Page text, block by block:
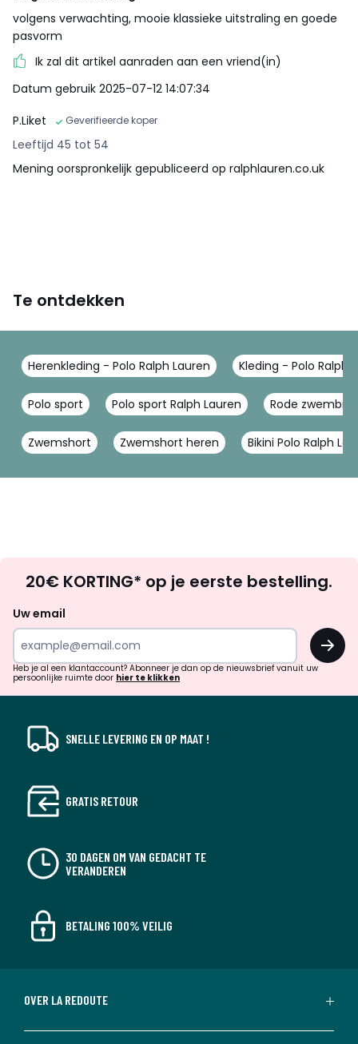
volgens verwachting, mooie klassieke uitstraling en goede
pasvorm
Ik zal dit artikel aanraden aan een vriend(in)
Datum gebruik 2025-07-12 14:07:34
P.Liket
Geverifieerde koper
Leeftijd 45 tot 54
Mening oorspronkelijk gepubliceerd op ralphlauren.co.uk
Te ontdekken
Herenkleding - Polo Ralph Lauren Kleding - Polo Ralph
Polo sport Polo sport Ralph Lauren Rode
Zwemshort Zwemshort heren Bikini Polo Ralph
zoek
inspiratie
verrassingen?
20€ KORTING* op je eerste bestelling.
Uw email
OK
Heb je al een klantaccount? Abonneer je dan op de nieuwsbrief vanuit uw
persoonlijke ruimte door hier te klikken
SNELLE LEVERING EN OP MAAT !
GRATIS RETOUR
30 DAGEN OM VAN GEDACHT TE
VERANDEREN
BETALING 100% VEILIG
OVER LA REDOUTE